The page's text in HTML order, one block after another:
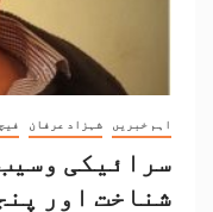
اہم خبریں شہزاد عرفان
سرائیکی
شناخت اور